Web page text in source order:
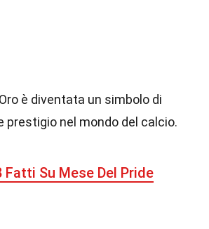
è diventata un simbolo di
prestigio nel mondo del calcio.
Fatti Su Mese Del Pride